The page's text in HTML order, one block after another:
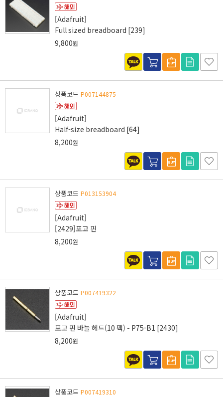
[Adafruit]
Full sized breadboard [239]
9,800원
상품코드 P007144875
[Adafruit]
Half-size breadboard [64]
8,200원
상품코드 P013153904
[Adafruit]
[2429]포고 핀
8,200원
상품코드 P007419322
[Adafruit]
포고 핀 바늘 헤드(10 팩) - P75-B1 [2430]
8,200원
상품코드 P007419310